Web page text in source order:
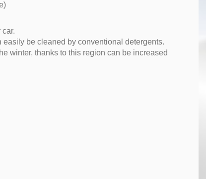
be cleaned by conventional detergents.
winter, thanks to this region can be increased